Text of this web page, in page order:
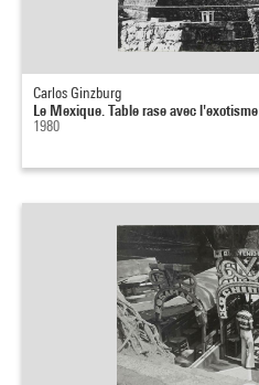
Carlos Ginzburg
Le Mexique. Table rase avec l'exotisme
1980